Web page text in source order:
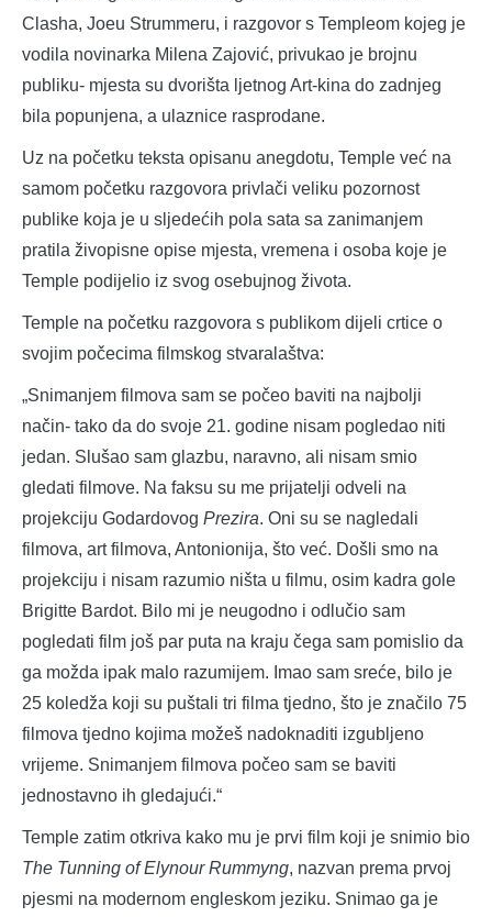
Clasha, Joeu Strummeru, i razgovor s Templeom kojeg je
vodila novinarka Milena Zajović, privukao je brojnu
publiku- mjesta su dvorišta ljetnog Art-kina do zadnjeg
bila popunjena, a ulaznice rasprodane.
Uz na početku teksta opisanu anegdotu, Temple već na
samom početku razgovora privlači veliku pozornost
publike koja je u sljedećih pola sata sa zanimanjem
pratila živopisne opise mjesta, vremena i osoba koje je
Temple podijelio iz svog osebujnog života.
Temple na početku razgovora s publikom dijeli crtice o
svojim počecima filmskog stvaralaštva:
„Snimanjem filmova sam se počeo baviti na najbolji
način- tako da do svoje 21. godine nisam pogledao niti
jedan. Slušao sam glazbu, naravno, ali nisam smio
gledati filmove. Na faksu su me prijatelji odveli na
projekciju Godardovog Prezira. Oni su se nagledali
filmova, art filmova, Antonionija, što već. Došli smo na
projekciju i nisam razumio ništa u filmu, osim kadra gole
Brigitte Bardot. Bilo mi je neugodno i odlučio sam
pogledati film još par puta na kraju čega sam pomislio da
ga možda ipak malo razumijem. Imao sam sreće, bilo je
25 koledža koji su puštali tri filma tjedno, što je značilo 75
filmova tjedno kojima možeš nadoknaditi izgubljeno
vrijeme. Snimanjem filmova počeo sam se baviti
jednostavno ih gledajući.“
Temple zatim otkriva kako mu je prvi film koji je snimio bio
The Tunning of Elynour Rummyng, nazvan prema prvoj
pjesmi na modernom engleskom jeziku. Snimao ga je